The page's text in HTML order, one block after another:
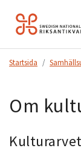
Hoppa
till
Startsida
Om